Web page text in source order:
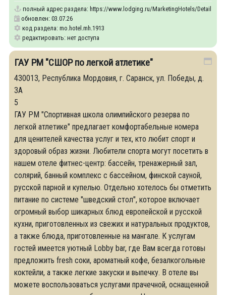
полный адрес раздела: https://www.lodging.ru/MarketingHotels/Details/
обновлен: 03.07.26
код раздела: mo.hotel.mh.1913
редактировать: нет доступа
ГАУ РМ "СШОР по легкой атлетике"
430013, Республика Мордовия, г. Саранск, ул. Победы, д.
3А
5
ГАУ РМ "Спортивная школа олимпийского резерва по
легкой атлетике" предлагает комфортабельные номера
для ценителей качества услуг и тех, кто любит спорт и
здоровый образ жизни. Любители спорта могут посетить в
нашем отеле фитнес-центр: бассейн, тренажерный зал,
солярий, банный комплекс с бассейном, финской сауной,
русской парной и купелью. Отдельно хотелось бы отметить
питание по системе "шведский стол", которое включает
огромный выбор шикарных блюд европейской и русской
кухни, приготовленных из свежих и натуральных продуктов,
а также блюда, приготовленные на мангале. К услугам
гостей имеется уютный Lobby bar, где Вам всегда готовы
предложить fresh соки, ароматный кофе, безалкогольные
коктейли, а также легкие закуски и выпечку. В отеле вы
можете воспользоваться услугами прачечной, оснащенной